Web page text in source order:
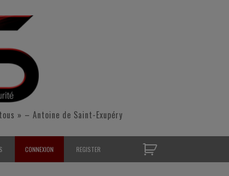
» – Antoine de Saint-Exupéry
CONNEXION REGISTER